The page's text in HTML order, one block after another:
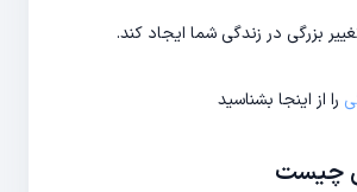
بزرگی در زندگی شما ایجاد کند.
را از اینجا بشناسید
چیست